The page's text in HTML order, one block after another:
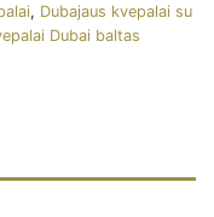
, Dubajaus kvepalai su
Dubai baltas